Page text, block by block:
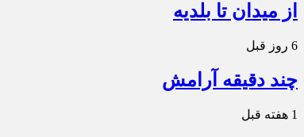
از میدان تا بلدیه
6 روز قبل
چند دقیقه آرامش
1 هفته قبل